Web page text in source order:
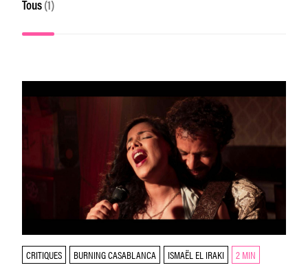
Tous (1)
CRITIQUES BURNING CASABLANCA ISMAËL EL IRAKI 2 MIN